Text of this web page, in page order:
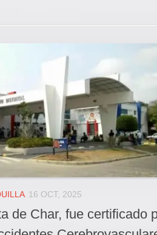
16 OCT, 2025
de Char, fue certificado